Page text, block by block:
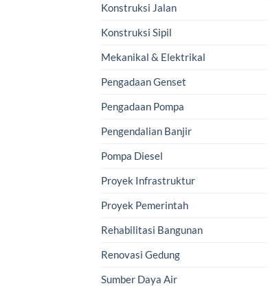
Konstruksi Jalan
Konstruksi Sipil
Mekanikal & Elektrikal
Pengadaan Genset
Pengadaan Pompa
Pengendalian Banjir
Pompa Diesel
Proyek Infrastruktur
Proyek Pemerintah
Rehabilitasi Bangunan
Renovasi Gedung
Sumber Daya Air